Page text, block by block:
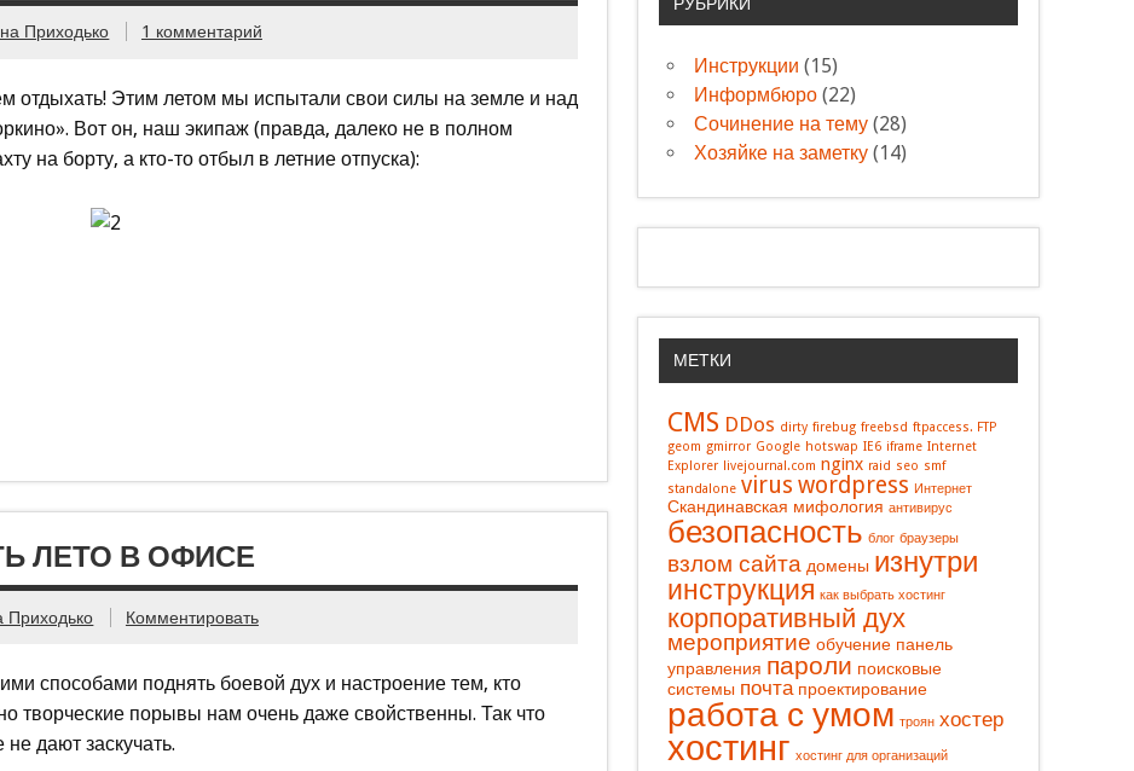
Приходько 1 комментарий
отдыхать! Этим летом мы испытали свои силы на земле и над
Вот он, наш экипаж (правда, далеко не в полном
на борту, а кто-то отбыл в летние отпуска):
ЛЕТО В ОФИСЕ
Приходько Комментировать
способами поднять боевой дух и настроение тем, кто
творческие порывы нам очень даже свойственны. Так что
дают заскучать.
Инструкции (15)
Информбюро (22)
Сочинение на тему (28)
Хозяйке на заметку (14)
МЕТКИ
CMS DDos dirty firebug freebsd ftpaccess. FTP
geom gmirror Google hotswap IE6 iframe Internet
Explorer
livejournal.com nginx raid seo smf
standalone virus wordpress Интернет
Скандинавская мифология антивирус
безопасность блог браузеры
взлом сайта домены изнутри
инструкция как выбрать хостинг
корпоративный дух
мероприятие обучение панель
управления пароли поисковые
системы почта проектирование
работа с умом троян хостер
хостинг хостинг для организаций